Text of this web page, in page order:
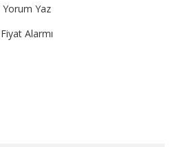
Yorum Yaz
Fiyat Alarmı